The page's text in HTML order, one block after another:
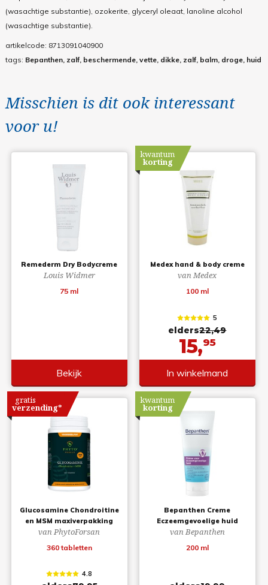
(wasachtige substantie), ozokerite, glyceryl oleaat, lanoline alcohol
(wasachtige substantie).
artikelcode: 8713091040900
tags: Bepanthen, zalf, beschermende, vette, dikke, zalf, balm, droge, huid
Misschien is dit ook interessant
voor u!
Remederm Dry Bodycreme
Louis Widmer
75 ml
Bekijk
Medex hand & body creme
van Medex
100 ml
kwantum
korting
5
elders22,49
15,95
In winkelmand
Glucosamine Chondroitine
en MSM maxiverpakking
van PhytoForsan
360 tabletten
gratis
verzending*
4.8
Bepanthen Creme
Eczeemgevoelige huid
van Bepanthen
200 ml
kwantum
korting